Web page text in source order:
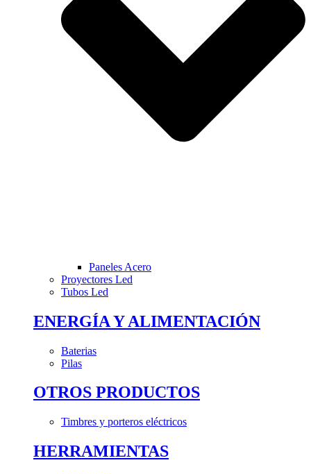
Paneles Acero
Proyectores Led
Tubos Led
ENERGÍA Y ALIMENTACIÓN
Baterias
Pilas
OTROS PRODUCTOS
Timbres y porteros eléctricos
HERRAMIENTAS